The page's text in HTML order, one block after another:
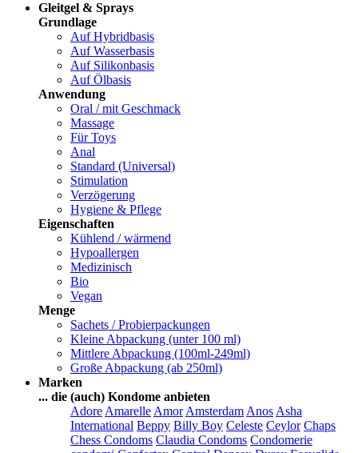
Gleitgel & Sprays
Grundlage
Auf Hybridbasis
Auf Wasserbasis
Auf Silikonbasis
Auf Ölbasis
Anwendung
Oral / mit Geschmack
Massage
Für Toys
Anal
Standard (Universal)
Stimulation
Verzögerung
Hygiene & Pflege
Eigenschaften
Kühlend / wärmend
Hypoallergen
Medizinisch
Bio
Vegan
Menge
Sachets / Probierpackungen
Kleine Abpackung (unter 100 ml)
Mittlere Abpackung (100ml-249ml)
Große Abpackung (ab 250ml)
Marken
... die (auch) Kondome anbieten
Adore Amarelle Amor Amsterdam Anos Asha
International Beppy Billy Boy Celeste Ceylor Chaps
Chess Condoms Claudia Condoms Condomerie